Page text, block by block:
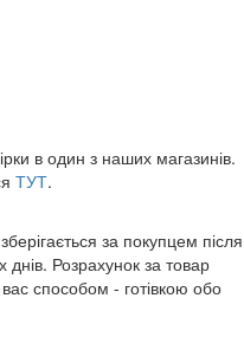
в один з наших магазинів.
ТУТ.
за покупцем після
Розрахунок за товар
способом - готівкою обо